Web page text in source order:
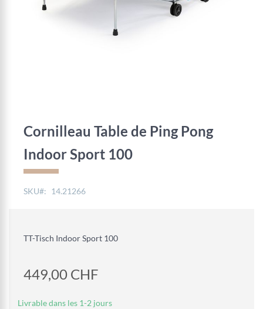
Cornilleau Table de Ping Pong
Indoor Sport 100
SKU 14.21266
TT-Tisch Indoor Sport 100
449,00 CHF
Livrable dans les 1-2 jours
beginning
images